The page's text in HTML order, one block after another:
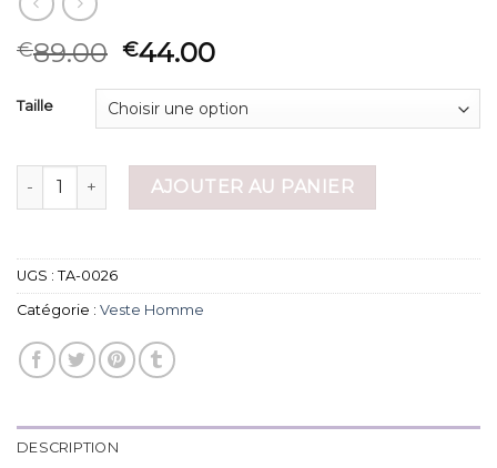
€89.00 €44.00
Taille
quantité de veste hommeAJOUTER AU PANIER
UGS : TA-0026
Catégorie : Veste Homme
DESCRIPTION